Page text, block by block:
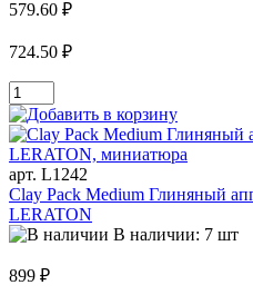
579.60 ₽
724.50 ₽
арт. L1242
Clay Pack Medium Глиняный
LERATON
В наличии: 7 шт
899 ₽